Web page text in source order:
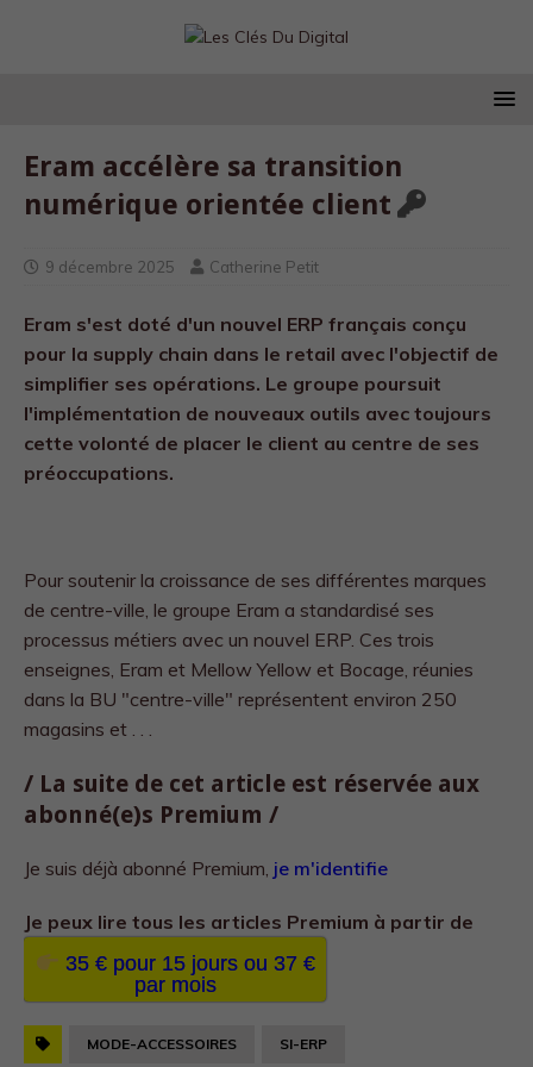
Eram accélère sa transition
numérique orientée client
9 décembre 2025 Catherine Petit
Eram s'est doté d'un nouvel ERP français conçu
pour la supply chain dans le retail avec l'objectif de
simplifier ses opérations. Le groupe poursuit
l'implémentation de nouveaux outils avec toujours
cette volonté de placer le client au centre de ses
préoccupations.
Pour soutenir la croissance de ses différentes marques
de centre-ville, le groupe Eram a standardisé ses
processus métiers avec un nouvel ERP. Ces trois
enseignes, Eram et Mellow Yellow et Bocage, réunies
dans la BU "centre-ville" représentent environ 250
magasins et . . .
/ La suite de cet article est réservée aux
abonné(e)s Premium /
Je suis déjà abonné Premium, je m'identifie
Je peux lire tous les articles Premium à partir de
35 € pour 15 jours ou 37 €
par mois
MODE-ACCESSOIRES SI-ERP